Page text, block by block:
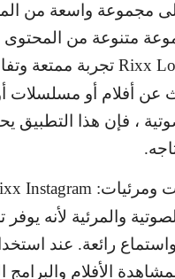
مجموعة واسعة من
متنوعة من المحتوى
Rixx تجربة ممتعة
عن أفلام أو مسلسلات
، فإن هذا التطبيق
ومرئيات: Instagram
والمرئية لأنه يوفر
رائعة. عند
الأفلام والبرامج